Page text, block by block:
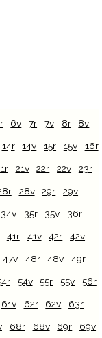
6v 7r 7v 8r 8v
14r 14v 15r 15v 16r
21v 22r 22v 23r
28v 29r 29v
34v 35r 35v 36r
41r 41v 42r 42v
47v 48r 48v 49r
54v 55r 55v 56r
61v 62r 62v 63r
68r 68v 69r 69v